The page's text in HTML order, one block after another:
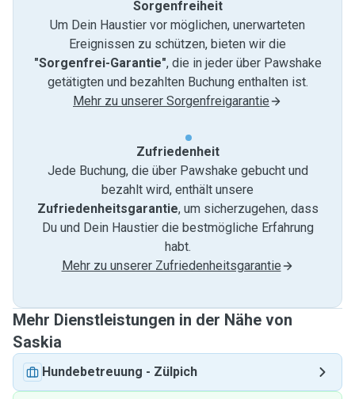
Sorgenfreiheit
Um Dein Haustier vor möglichen, unerwarteten
Ereignissen zu schützen, bieten wir die
"Sorgenfrei-Garantie", die in jeder über Pawshake
getätigten und bezahlten Buchung enthalten ist.
Mehr zu unserer Sorgenfreigarantie
Zufriedenheit
Jede Buchung, die über Pawshake gebucht und
bezahlt wird, enthält unsere
Zufriedenheitsgarantie, um sicherzugehen, dass
Du und Dein Haustier die bestmögliche Erfahrung
habt.
Mehr zu unserer Zufriedenheitsgarantie
Mehr Dienstleistungen in der Nähe von
Saskia
Hundebetreuung - Zülpich